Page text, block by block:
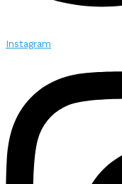
Instagram